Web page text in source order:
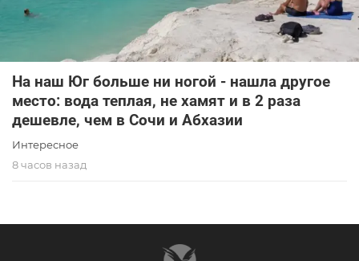
На наш Юг больше ни ногой - нашла другое
место: вода теплая, не хамят и в 2 раза
дешевле, чем в Сочи и Абхазии
Интересное
8 часов назад